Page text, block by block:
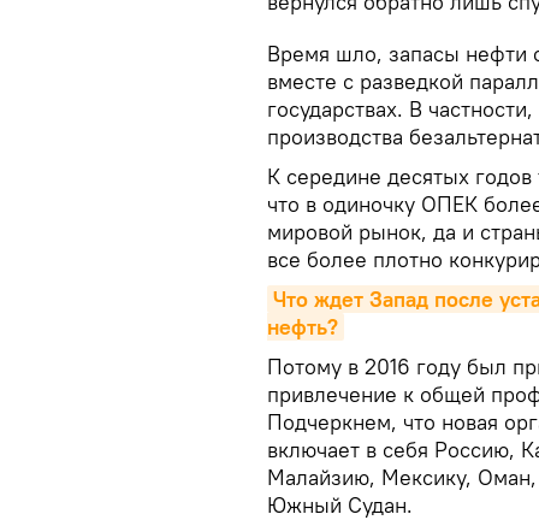
Время шло, запасы нефти
вместе с разведкой
государствах. В
производства
К середине десятых
что в одиночку ОПЕК
мировой рынок, да и
все более плотно
Что ждет Запад после
нефть?
Потому в 2016 году был
привлечение к общей
Подчеркнем, что новая
включает в себя Россию,
Малайзию, Мексику, Оман,
Южный Судан.